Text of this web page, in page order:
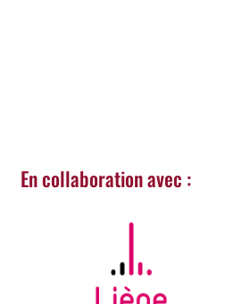
En collaboration avec :